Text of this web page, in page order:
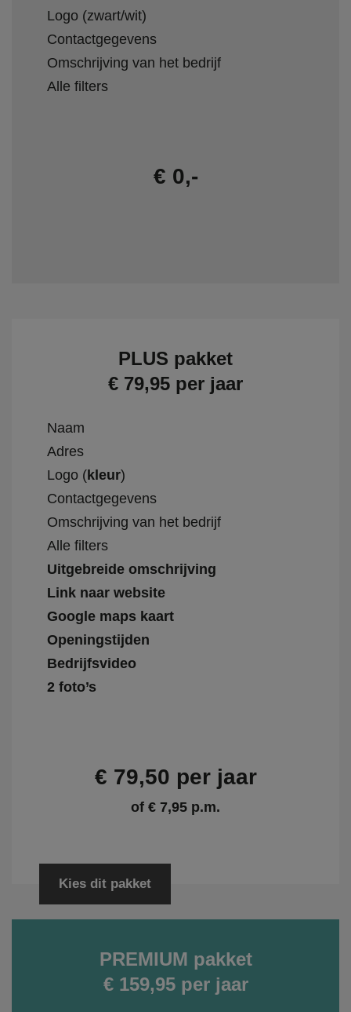
Logo (zwart/wit)
Contactgegevens
Omschrijving van het bedrijf
Alle filters
€ 0,-
PLUS pakket
€ 79,95 per jaar
Naam
Adres
Logo (kleur)
Contactgegevens
Omschrijving van het bedrijf
Alle filters
Uitgebreide omschrijving
Link naar website
Google maps kaart
Openingstijden
Bedrijfsvideo
2 foto’s
€ 79,50 per jaar
of € 7,95 p.m.
Kies dit pakket
PREMIUM pakket
€ 159,95 per jaar